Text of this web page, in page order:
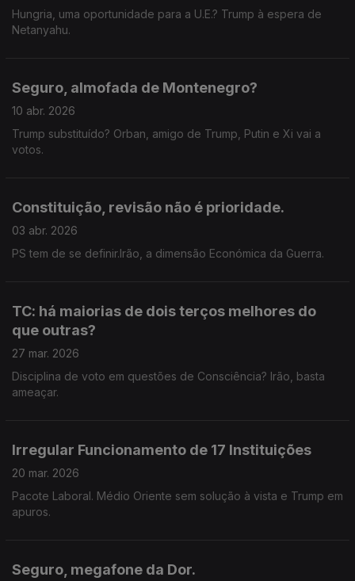
Hungria, uma oportunidade para a U.E.? Trump à espera de
Netanyahu.
Seguro, almofada de Montenegro?
10 abr. 2026
Trump substituído? Orban, amigo de Trump, Putin e Xi vai a
votos.
Constituição, revisão não é prioridade.
03 abr. 2026
PS tem de se definir.Irão, a dimensão Económica da Guerra.
TC: há maiorias de dois terços melhores do
que outras?
27 mar. 2026
Disciplina de voto em questões de Consciência? Irão, basta
ameaçar.
Irregular Funcionamento de 17 Instituições
20 mar. 2026
Pacote Laboral. Médio Oriente sem solução à vista e Trump em
apuros.
Seguro, megafone da Dor.